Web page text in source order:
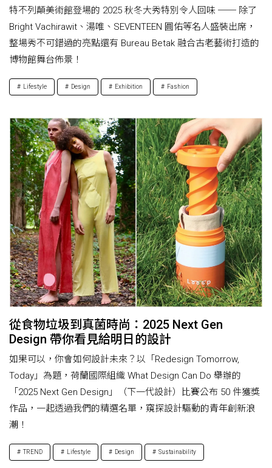
特不列顛美術館登場的 2025 秋冬大秀特別令人回味 ── 除了
Bright Vachirawit、湯唯、SEVENTEEN 圓佑等名人盛裝出席，
整場秀不可錯過的亮點還有 Bureau Betak 融合古老藝術打造的
博物館舞台佈景！
Lifestyle Design Exhibition Fashion
從食物垃圾到真菌時尚：2025 Next Gen
Design 帶你看見給明日的設計
如果可以，你會如何設計未來？以「Redesign Tomorrow,
Today」為題，荷蘭國際組織 What Design Can Do 舉辦的
「2025 Next Gen Design」（下一代設計）比賽公布 50 件獲獎
作品，一起透過我們的精選名單，窺探設計驅動的青年創新浪
潮！
TREND Lifestyle Design Sustainability